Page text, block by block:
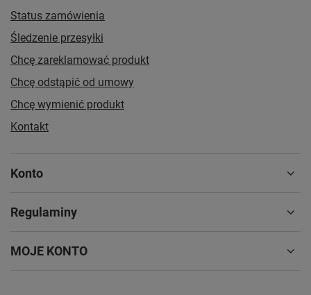
Status zamówienia
Śledzenie przesyłki
Chcę zareklamować produkt
Chcę odstąpić od umowy
Chcę wymienić produkt
Kontakt
Konto
Regulaminy
MOJE KONTO